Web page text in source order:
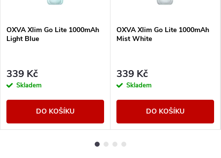
OXVA Xlim Go Lite 1000mAh
Light Blue
339 Kč
Skladem
DO KOŠÍKU
OXVA Xlim Go Lite 1000mAh
Mist White
339 Kč
Skladem
DO KOŠÍKU